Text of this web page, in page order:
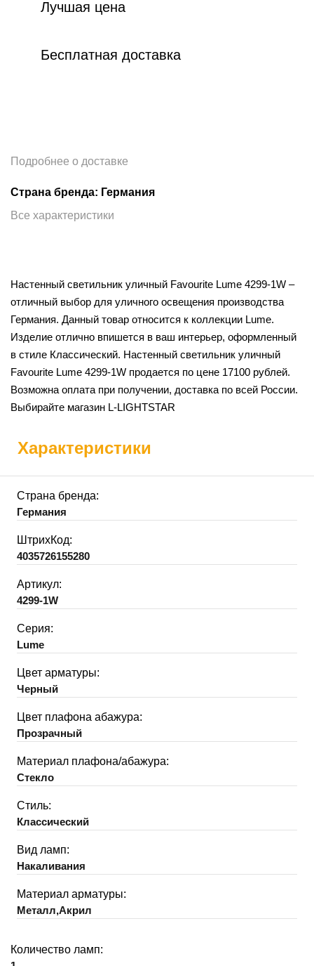
Лучшая цена
Бесплатная доставка
Подробнее о доставке
Страна бренда: Германия
Все характеристики
Настенный светильник уличный Favourite Lume 4299-1W –
отличный выбор для уличного освещения производства
Германия. Данный товар относится к коллекции Lume.
Изделие отлично впишется в ваш интерьер, оформленный
в стиле Классический. Настенный светильник уличный
Favourite Lume 4299-1W продается по цене 17100 рублей.
Возможна оплата при получении, доставка по всей России.
Выбирайте магазин L-LIGHTSTAR
Характеристики
Страна бренда:
Германия
ШтрихКод:
4035726155280
Артикул:
4299-1W
Серия:
Lume
Цвет арматуры:
Черный
Цвет плафона абажура:
Прозрачный
Материал плафона/абажура:
Стекло
Стиль:
Классический
Вид ламп:
Накаливания
Материал арматуры:
Металл,Акрил
Количество ламп: